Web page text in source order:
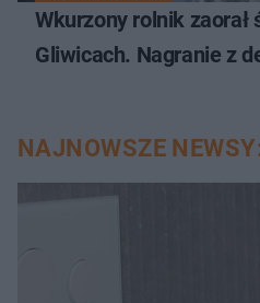
Wkurzony rolnik zaorał
Gliwicach. Nagranie z
NAJNOWSZE